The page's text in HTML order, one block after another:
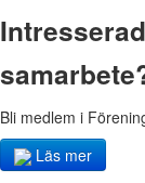
Bli medlem i
Läs mer